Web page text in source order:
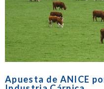
Apuesta de ANICE